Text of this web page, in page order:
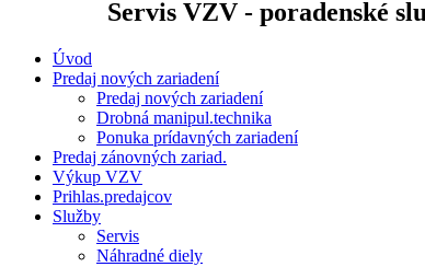
Servis VZV - poradenské
Úvod
Predaj nových zariadení
Predaj nových zariadení
Drobná manipul.technika
Ponuka prídavných zariadení
Predaj zánovných zariad.
Výkup VZV
Prihlas.predajcov
Služby
Servis
Náhradné diely